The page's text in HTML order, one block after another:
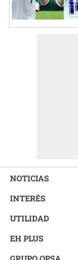
NOTICIAS
INTERÉS
UTILIDAD
EH PLUS